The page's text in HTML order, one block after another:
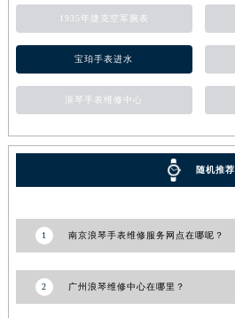
1935年捷克空军腕表
宝珀手表进水
浪琴手表维修中心
随机推荐
1 南京浪琴手表维修服务网点在哪呢？
2 广州浪琴维修中心在哪里？